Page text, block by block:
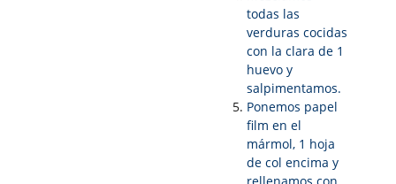
todas las
verduras cocidas
con la clara de 1
huevo y
salpimentamos.
Ponemos papel
film en el
mármol, 1 hoja
de col encima y
rellenamos con